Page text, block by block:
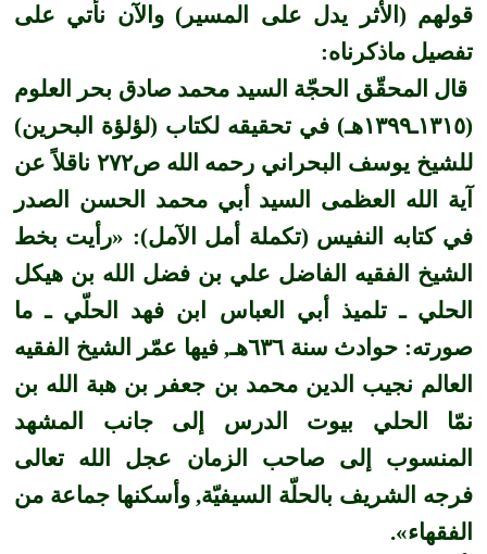
قولهم (الأثر يدل على المسير) والآن نأتي على
تفصيل ماذكرناه:
قال المحقّق الحجّة السيد محمد صادق بحر العلوم
(١٣١٥ـ١٣٩٩هـ) في تحقيقه لكتاب (لؤلؤة البحرين)
للشيخ يوسف البحراني رحمه الله ص٢٧٢ ناقلاً عن
آية الله العظمى السيد أبي محمد الحسن الصدر
في كتابه النفيس (تكملة أمل الآمل): ­«رأيت بخط
الشيخ الفقيه الفاضل علي بن فضل الله بن هيكل
الحلي ـ تلميذ أبي العباس ابن فهد الحلّي ـ ما
صورته: حوادث سنة ٦٣٦هـ, فيها عمّر الشيخ الفقيه
العالم نجيب الدين محمد بن جعفر بن هبة الله بن
نمّا الحلي بيوت الدرس إلى جانب المشهد
المنسوب إلى صاحب الزمان عجل الله تعالى
فرجه الشريف بالحلّة السيفيّة, وأسكنها جماعة من
الفقهاء».